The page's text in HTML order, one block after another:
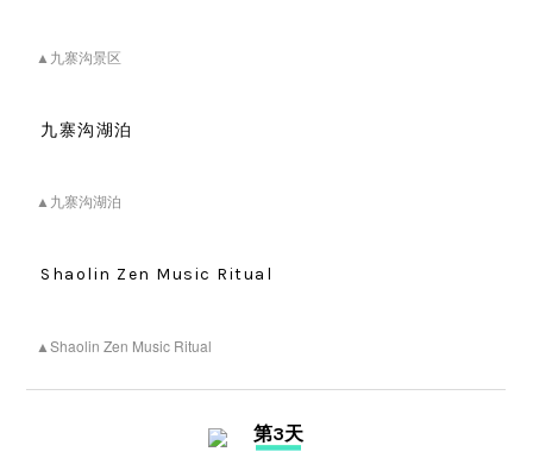
▲九寨沟景区
九寨沟湖泊
▲九寨沟湖泊
Shaolin Zen Music Ritual
▲Shaolin Zen Music Ritual
第3天